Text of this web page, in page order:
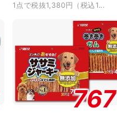
1点で税抜1,380円（税込1...
767